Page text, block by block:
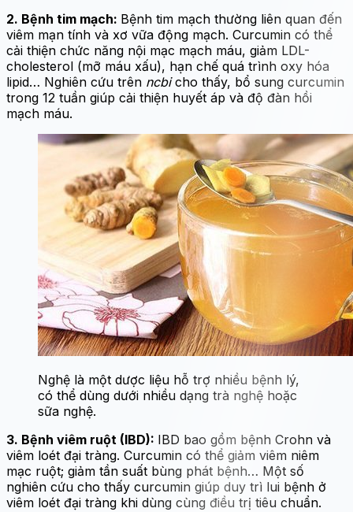
2. Bệnh tim mạch: Bệnh tim mạch thường liên quan đến
viêm mạn tính và xơ vữa động mạch. Curcumin có thể
cải thiện chức năng nội mạc mạch máu, giảm LDL-
cholesterol (mỡ máu xấu), hạn chế quá trình oxy hóa
lipid… Nghiên cứu trên ncbicho thấy, bổ sung curcumin
trong 12 tuần giúp cải thiện huyết áp và độ đàn hồi
mạch máu.
Nghệ là một dược liệu hỗ trợ nhiều bệnh lý,
có thể dùng dưới nhiều dạng trà nghệ hoặc
sữa nghệ.
3. Bệnh viêm ruột (IBD): IBD bao gồm bệnh Crohn và
viêm loét đại tràng. Curcumin có thể giảm viêm niêm
mạc ruột; giảm tần suất bùng phát bệnh… Một số
nghiên cứu cho thấy curcumin giúp duy trì lui bệnh ở
viêm loét đại tràng khi dùng cùng điều trị tiêu chuẩn.